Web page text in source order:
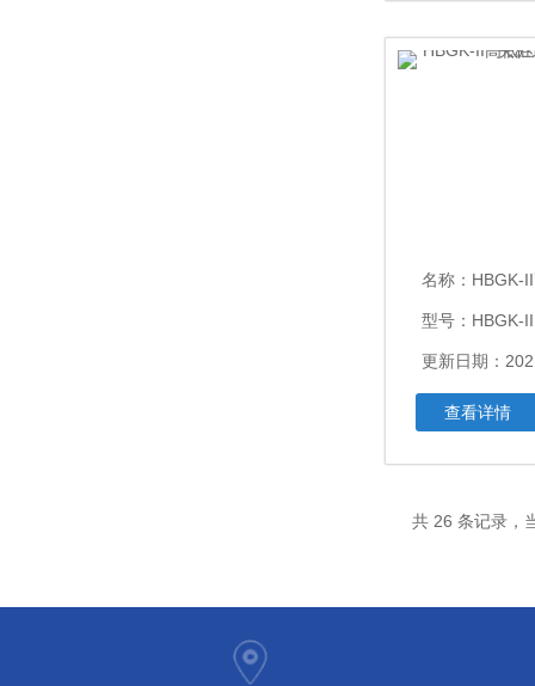
名称： HBGK-II高低压
型号：HBGK-II
更新日期：
查看详情
共 26 条记录